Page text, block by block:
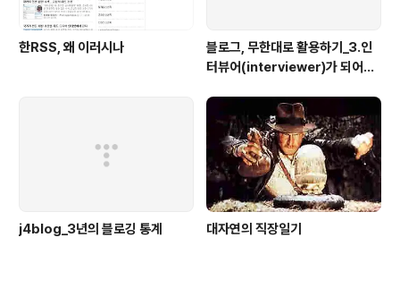
한RSS, 왜 이러시나
블로그, 무한대로 활용하기_3.인
터뷰어(interviewer)가 되어보
j4blog_3년의 블로깅 통계 대자연의 직장일기